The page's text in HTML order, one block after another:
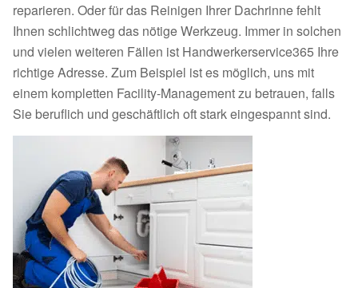
reparieren. Oder für das Reinigen Ihrer Dachrinne fehlt
Ihnen schlichtweg das nötige Werkzeug. Immer in solchen
und vielen weiteren Fällen ist Handwerkerservice365 Ihre
richtige Adresse. Zum Beispiel ist es möglich, uns mit
einem kompletten Facility-Management zu betrauen, falls
Sie beruflich und geschäftlich oft stark eingespannt sind.